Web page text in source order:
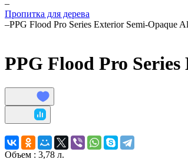
–
Пропитка для дерева
–PPG Flood Pro Series Exterior Semi-Opaque
PPG Flood Pro
Объем : 3,78 л.